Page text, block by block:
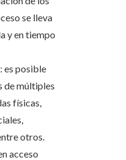
se lleva
y en tiempo
es posible
de múltiples
físicas,
otros.
acceso